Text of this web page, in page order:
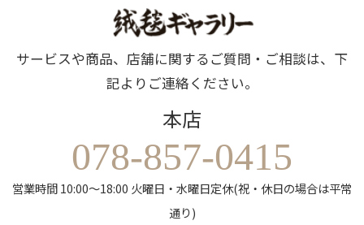
サービスや商品、店舗に関するご質問・ご相談は、下
記よりご連絡ください。
本店
078-857-0415
営業時間 10:00～18:00 火曜日・水曜日定休(祝・休日の場合は平常
通り)